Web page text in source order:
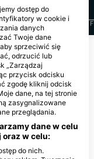
J J A S O N D F
miejsce
Hudhuran Fushi
Malediwy
dostęp do
w cookie i
danych
Twoje dane
sprzeciwić się
odrzucić lub
„Zarządzaj
przycisk odcisku
zgodę kliknij odcisk
dane, na tej stronie
zasygnalizowane
przeglądania.
dane w celu
w celu:
do nich.